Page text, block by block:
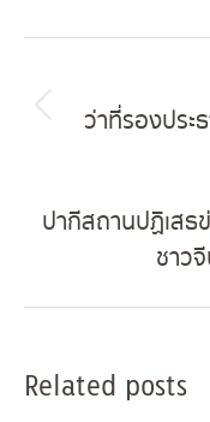
navigation
ว่าที่รองประ
ปากีสถานปฏิเส
ชาว
Related posts